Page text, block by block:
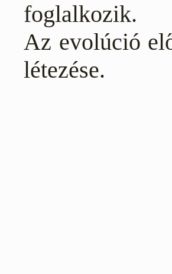
foglalkozik.
Az evolúció
létezése.